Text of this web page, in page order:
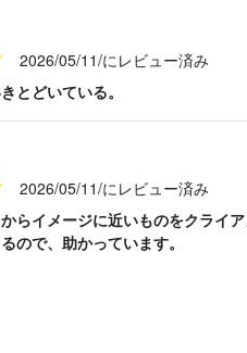
2026/05/11/にレビュー済み
とどいている。
2026/05/11/にレビュー済み
らイメージに近いものをクライ
ので、助かっています。